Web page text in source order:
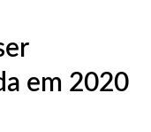
em 2020